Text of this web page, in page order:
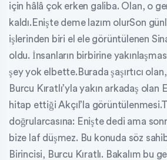
için hâlâ çok erken galiba. Olan, o
kaldı.Enişte deme lazım olurSon
işlerinden biri el ele görüntülenen
oldu. İnsanların birbirine
şey yok elbette.Burada şaşırtıcı olan,
Burcu Kıratlı’yla yakın arkadaş olan
hitap ettiği Akçıl’la
doğrularcasına: Enişte dedi ama
bize laf düşmez. Bu konuda söz
Birincisi, Burcu Kıratlı. Bakalım bu